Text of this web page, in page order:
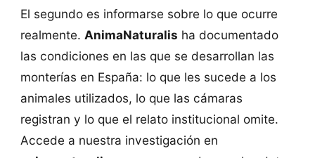
El segundo es informarse sobre lo que ocurre
realmente. AnimaNaturalis ha documentado
las condiciones en las que se desarrollan las
monterías en España: lo que les sucede a los
animales utilizados, lo que las cámaras
registran y lo que el relato institucional omite.
Accede a nuestra investigación en